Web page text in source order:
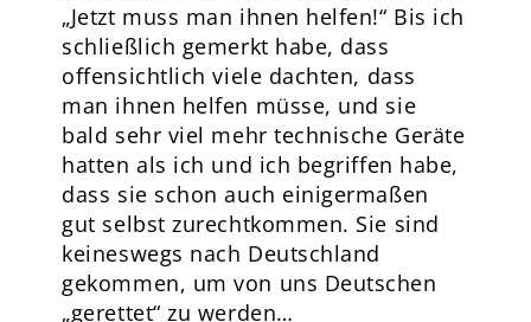
„Jetzt muss man ihnen helfen!“ Bis ich
schließlich gemerkt habe, dass
offensichtlich viele dachten, dass
man ihnen helfen müsse, und sie
bald sehr viel mehr technische Geräte
hatten als ich und ich begriffen habe,
dass sie schon auch einigermaßen
gut selbst zurechtkommen. Sie sind
keineswegs nach Deutschland
gekommen, um von uns Deutschen
„gerettet“ zu werden…